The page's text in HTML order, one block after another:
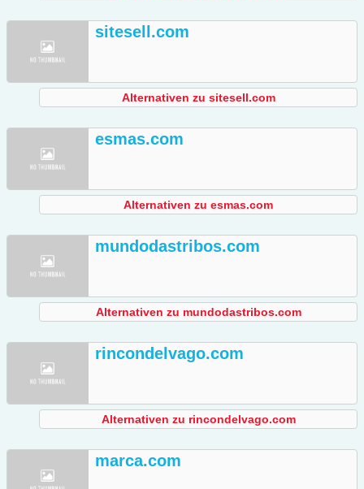
sitesell.com
Alternativen zu sitesell.com
esmas.com
Alternativen zu esmas.com
mundodastribos.com
Alternativen zu mundodastribos.com
rincondelvago.com
Alternativen zu rincondelvago.com
marca.com